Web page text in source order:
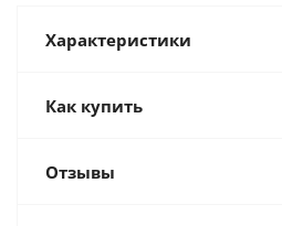
Характеристики
Как купить
Отзывы